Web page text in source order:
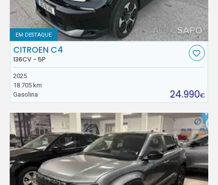
EM DESTAQUE
CITROEN C4
136CV - 5P
2025
18.705 km
Gasolina
24.990€